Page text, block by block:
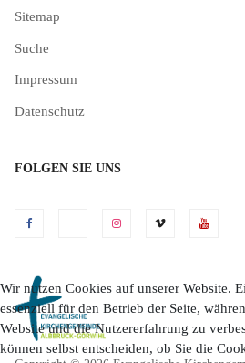
Sitemap
Suche
Impressum
Datenschutz
FOLGEN SIE UNS
Wir nutzen Cookies auf unserer Website.
essenziell für den Betrieb der Seite,
Website und die Nutzererfahrung zu
können selbst entscheiden, ob Sie die